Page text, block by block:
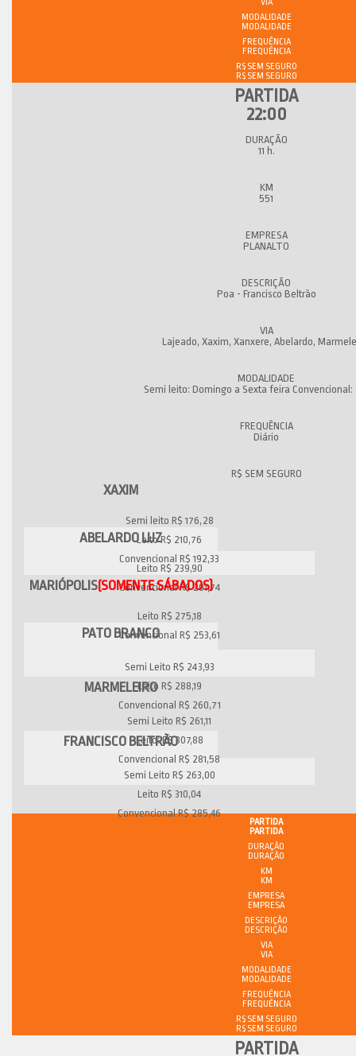
MODALIDADE
FREQUÊNCIA
R$ SEM SEGURO
22:00
11 h.
551
PLANALTO
Poa - Francisco Beltrão
Lajeado, Xaxim, Xanxere, Abelardo,
Semi leito: Domingo a Sexta feira Convencional:
Diário
XAXIM
Semi leito R$ 176,28
Leito R$ 210,76
Convencional R$ 192,33
ABELARDO LUZ
Leito R$ 239,90
Convencional R$ 201,74
MARIÓPOLIS(SOMENTE SÁBADOS)
Leito R$ 275,18
Convencional R$ 253,61
PATO BRANCO
Semi Leito R$ 243,93
Leito R$ 288,19
Convencional R$ 260,71
MARMELEIRO
Semi Leito R$ 261,11
Leito: R$ 307,88
Convencional R$ 281,58
FRANCISCO BELTRÃO
Semi Leito R$ 263,00
Leito R$ 310,04
Convencional R$ 285,46
PARTIDA
DURAÇÃO
KM
EMPRESA
DESCRIÇÃO
VIA
MODALIDADE
FREQUÊNCIA
R$ SEM SEGURO